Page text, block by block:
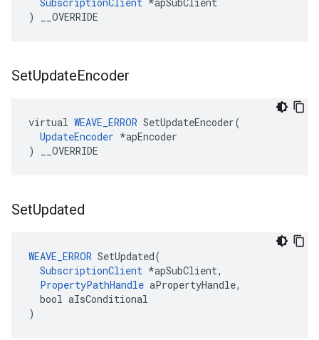
) __OVERRIDE
SetUpdateEncoder
virtual WEAVE_ERROR SetUpdateEncoder(
UpdateEncoder *apEncoder
) __OVERRIDE
SetUpdated
WEAVE_ERROR SetUpdated(
SubscriptionClient *apSubClient,
PropertyPathHandle aPropertyHandle,
  bool aIsConditional
)